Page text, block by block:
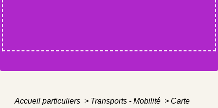
Accueil particuliers > Transports - Mobilité > Carte